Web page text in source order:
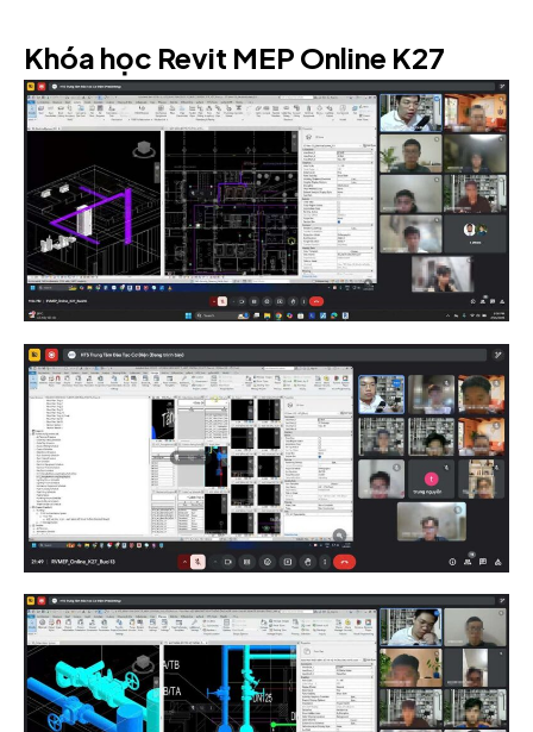
Khóa học Revit MEP Online K27